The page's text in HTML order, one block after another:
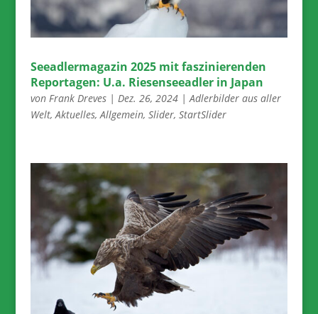
Seeadlermagazin 2025 mit faszinierenden
Reportagen: U.a. Riesenseeadler in Japan
von Frank Dreves| Dez. 26, 2024|Adlerbilder aus aller
Welt,Aktuelles,Allgemein, Slider, StartSlider